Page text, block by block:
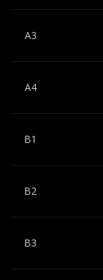
A3
A4
B1
B2
B3